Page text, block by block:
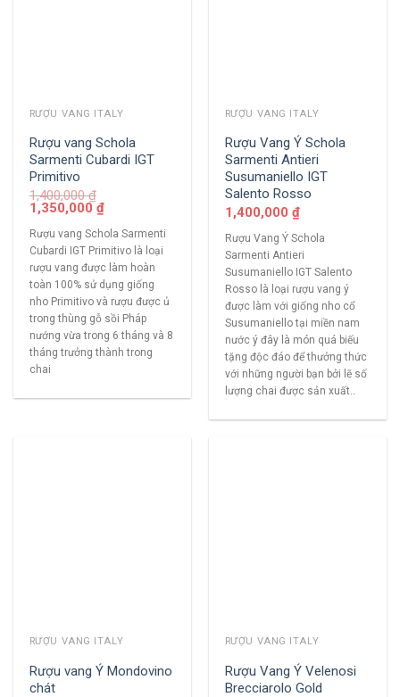
RƯỢU VANG ITALY
Rượu vang Schola
Sarmenti Cubardi IGT
Primitivo
1,400,000₫
1,350,000₫
Rượu vang Schola Sarmenti
Cubardi IGT Primitivo là loại
rượu vang được làm hoàn
toàn 100% sử dụng giống
nho Primitivo và rượu được ủ
trong thùng gỗ sồi Pháp
nướng vừa trong 6 tháng và 8
tháng trưởng thành trong
chai
RƯỢU VANG ITALY
Rượu Vang Ý Schola
Sarmenti Antieri
Susumaniello IGT
Salento Rosso
1,400,000 ₫
Rượu Vang Ý Schola
Sarmenti Antieri
Susumaniello IGT Salento
Rosso là loại rượu vang ý
được làm với giống nho cổ
Susumaniello tại miền nam
nước ý đây là món quá biếu
tặng độc đáo để thưởng thức
với những người bạn bởi lẽ số
lượng chai được sản xuất..
RƯỢU VANG ITALY
Rượu vang Ý Mondovino
chát
RƯỢU VANG ITALY
Rượu Vang Ý Velenosi
Brecciarolo Gold